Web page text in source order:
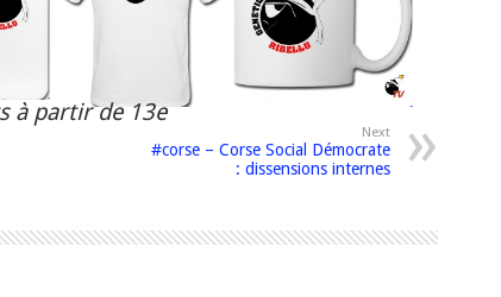
à partir de 13e
Next
#corse – Corse Social Démocrate
: dissensions internes